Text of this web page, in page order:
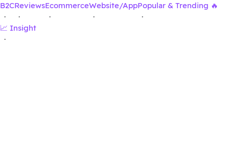
B2C
·
Reviews
·
Ecommerce
·
Website/App
·
Popular & Trending 🔥
·
📈 Insight
·